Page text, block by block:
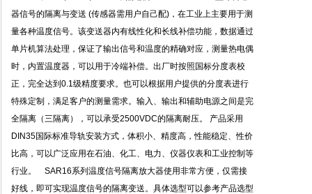
器信号的隔离与变送 (传感器需用户自己配)，在工业上主要用于测
量各种温度信号。该变送器内有线性化和长线补偿功能，数据通过
单片机算法处理，保证了输出信号和温度的精确对应，测量热电偶
时，内置温度器，可以用于冷端补偿。出厂时按照国标分度表校
正，完全达到0.1级精度要求。也可以根据用户提供的分度表进行
特殊定制，满足客户的测量需求。输入、输出和辅助电源之间是完
全隔离（三隔离），可以承受2500VDC的隔离耐压。 产品采用
DIN35国际标准导轨安装方式，体积小、精度高，性能稳定、性价
比高，可以广泛应用在石油、化工、电力、仪器仪表和工业控制等
行业。 SAR16系列温度信号隔离放大器使用非常方便，仅需接
好线，即可实现温度信号的隔离变送。具体选型可以参考产品选型